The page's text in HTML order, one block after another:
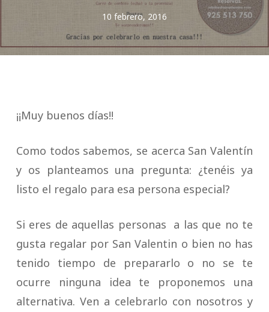
10 febrero, 2016
¡¡Muy buenos días!!
Como todos sabemos, se acerca San Valentín
y os planteamos una pregunta: ¿tenéis ya
listo el regalo para esa persona especial?
Si eres de aquellas personas a las que no te
gusta regalar por San Valentin o bien no has
tenido tiempo de prepararlo o no se te
ocurre ninguna idea te proponemos una
alternativa. Ven a celebrarlo con nosotros y